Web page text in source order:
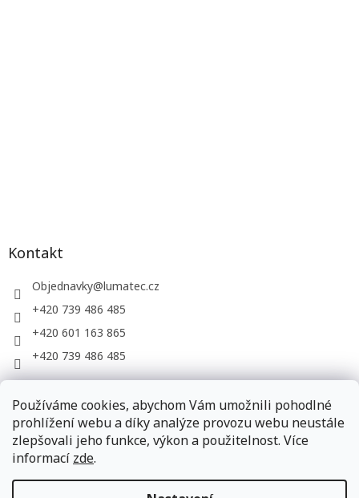
Používáme cookies, abychom Vám umožnili pohodlné
prohlížení webu a díky analýze provozu webu neustále
zlepšovali jeho funkce, výkon a použitelnost. Více
informací zde.
Kontakt
Objednavky@lumatec.cz
+420 739 486 485
+420 601 163 865
+420 739 486 485
LUMATEC, s.r.o. - web společnosti
Vytvořil Shoptet